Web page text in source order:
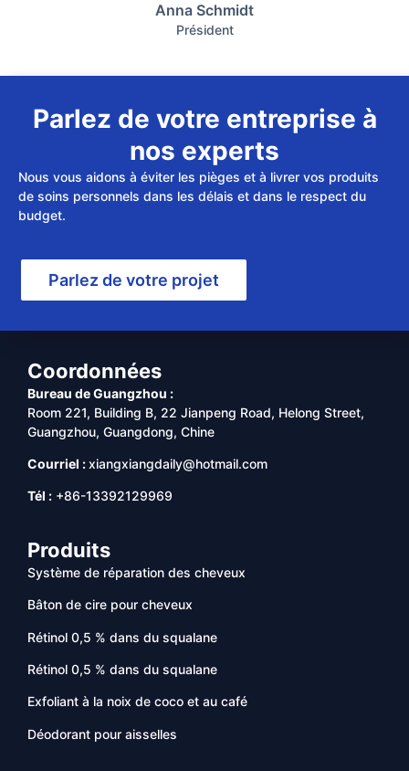
Anna Schmidt
Président
Parlez de votre entreprise à
nos experts
Nous vous aidons à éviter les pièges et à livrer vos produits
de soins personnels dans les délais et dans le respect du
budget.
Parlez de votre projet
Coordonnées
Bureau de Guangzhou :
Room 221, Building B, 22 Jianpeng Road, Helong Street,
Guangzhou, Guangdong, Chine
Courriel :xiangxiangdaily@hotmail.com
Tél : +86-13392129969
Produits
Système de réparation des cheveux
Bâton de cire pour cheveux
Rétinol 0,5 % dans du squalane
Rétinol 0,5 % dans du squalane
Exfoliant à la noix de coco et au café
Déodorant pour aisselles